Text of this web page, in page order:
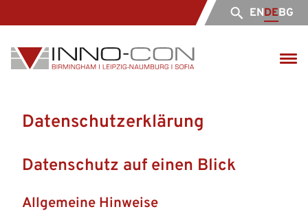
ENDEBG
Datenschutz­erklärung
Datenschutz auf einen Blick
Allgemeine Hinweise